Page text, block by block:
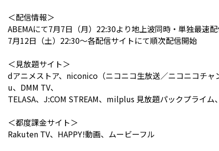
＜配信情報＞
ABEMAにて7月7日（月）22:30より地上波同時・単独最速
7月12日（土）22:30〜各配信サイトにて順次配信開始
＜見放題サイト＞
dアニメストア、niconico（ニコニコ生放送／ニコニコチ
u、DMM TV、
TELASA、J:COM STREAM、milplus 見放題パックプライ
＜都度課金サイト＞
Rakuten TV、HAPPY!動画、ムービーフル